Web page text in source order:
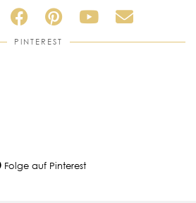
PINTEREST
Folge auf Pinterest